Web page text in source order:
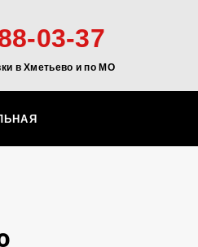
03-37
в Хметьево и по МО